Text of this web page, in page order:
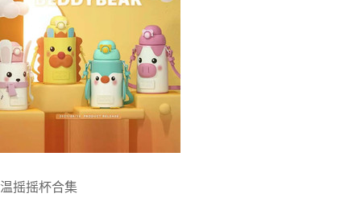
摇摇杯合集